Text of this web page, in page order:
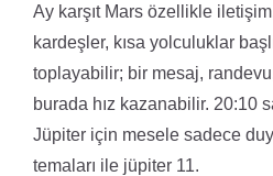
Ay karşıt Mars özellikle
kardeşler, kısa yolculuklar
toplayabilir; bir mesaj,
burada hız kazanabilir. 20:10
Jüpiter için mesele sadece
temaları ile jüpiter 11.